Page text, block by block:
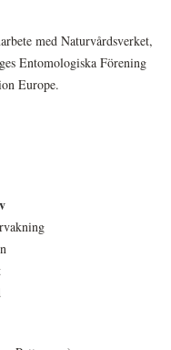
med Naturvårdsverket,
Entomologiska Förening
Europe.